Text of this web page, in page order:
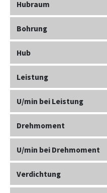
Hubraum
Bohrung
Hub
Leistung
U/min bei Leistung
Drehmoment
U/min bei Drehmoment
Verdichtung